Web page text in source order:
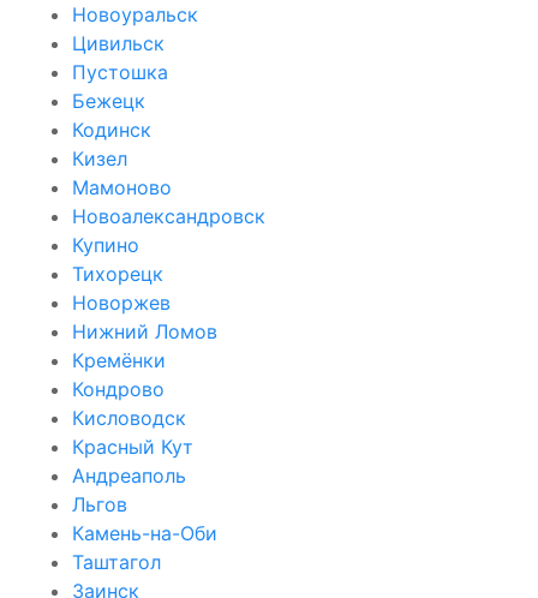
Новоуральск
Цивильск
Пустошка
Бежецк
Кодинск
Кизел
Мамоново
Новоалександровск
Купино
Тихорецк
Новоржев
Нижний Ломов
Кремёнки
Кондрово
Кисловодск
Красный Кут
Андреаполь
Льгов
Камень-на-Оби
Таштагол
Заинск